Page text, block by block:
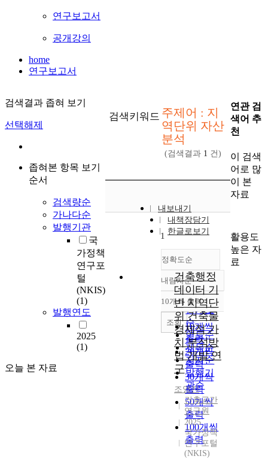
연구보고서
공개강의
home
연구보고서
검색결과 좁혀 보기
선택해제
좁혀본 항목 보기
순서
검색량순
가나다순
발행기관
국
가정책
연구포
털
(NKIS)
(1)
발행연도
2025
(1)
오늘 본 자료
검색키워드 주제어 : 지
역단위 자산
분석
(검색결과 1 건)
내보내기
내책장담기
한글로보기
정확도순
정확도
순
인기도
순
연도순
제목순
저자순
발행기
관순
내림차순
내림차순
10개씩 출력
10개씩
출력
20개씩
출력
30개씩
출력
50개씩
출력
100개씩
출력
조회
1
건축행정
데이터 기
반 지역단
위 건축물
경제적 가
치 분석방
법 개발 연
구
조영진
건축공간
연구원
2025
국가정책
연구포털
(NKIS)
연관 검
색어 추
천
이 검색
어로 많
이 본
자료
활용도
높은 자
료